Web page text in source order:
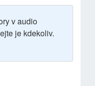
v audio
je kdekoliv.